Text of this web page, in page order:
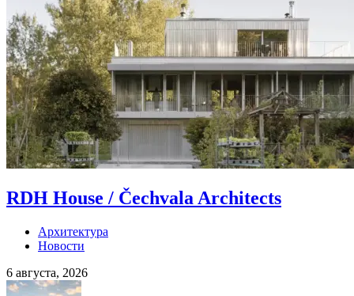
RDH House / Čechvala Architects
Архитектура
Новости
6 августа, 2026